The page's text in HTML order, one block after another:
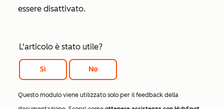
essere disattivato.
L'articolo è stato utile?
Sì No
Questo modulo viene utilizzato solo per il feedback della